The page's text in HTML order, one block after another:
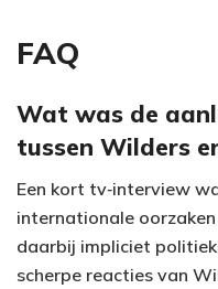
FAQ
Wat was de
tussen Wilders
Een kort tv‑interview
internationale
daarbij impliciet
scherpe reacties van